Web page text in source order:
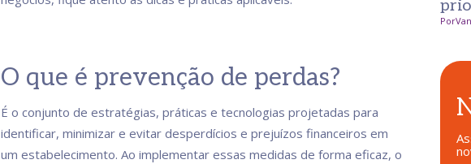
O que é prevenção de perdas?
É o conjunto de estratégias, práticas e tecnologias projetadas para
identificar, minimizar e evitar desperdícios e prejuízos financeiros em
um estabelecimento. Ao implementar essas medidas de forma eficaz, o
Por